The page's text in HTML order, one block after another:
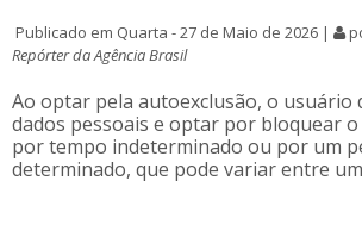
Publicado em Quarta - 27 de Maio de 2026 |
Repórter da Agência Brasil
Ao optar pela autoexclusão, o usuário
dados pessoais e optar por bloquear o
por tempo indeterminado ou por um
determinado, que pode variar entre